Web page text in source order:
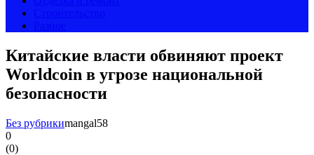
Китайские власти обвиняют проект
Worldcoin в угрозе национальной
безопасности
Без рубрикиmangal58
0
(0)